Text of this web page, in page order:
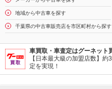
地域から中古車を探す
千葉県の中古車販売店を市区町村から探す
車買取・車査定はグーネッ
【日本最大級の加盟店数】
定を実現！